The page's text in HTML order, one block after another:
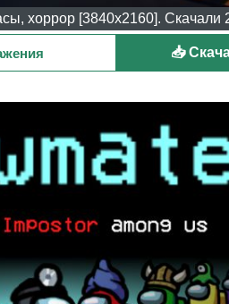
хоррор [3840x2160]. Скачали
📥